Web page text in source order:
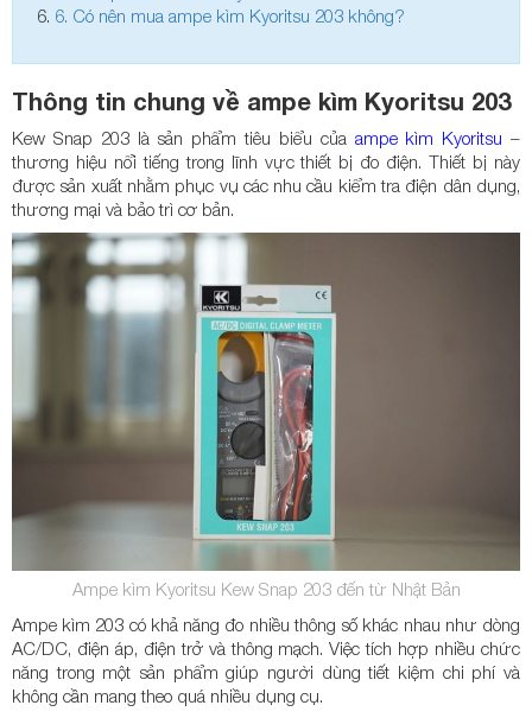
6. Có nên mua ampe kìm Kyoritsu 203 không?
Thông tin chung về ampe kìm Kyoritsu 203
Kew Snap 203 là sản phẩm tiêu biểu của ampe kìm Kyoritsu –
thương hiệu nổi tiếng trong lĩnh vực thiết bị đo điện. Thiết bị này
được sản xuất nhằm phục vụ các nhu cầu kiểm tra điện dân dụng,
thương mại và bảo trì cơ bản.
Ampe kìm Kyoritsu Kew Snap 203 đến từ Nhật Bản
Ampe kìm 203 có khả năng đo nhiều thông số khác nhau như dòng
AC/DC, điện áp, điện trở và thông mạch. Việc tích hợp nhiều chức
năng trong một sản phẩm giúp người dùng tiết kiệm chi phí và
không cần mang theo quá nhiều dụng cụ.